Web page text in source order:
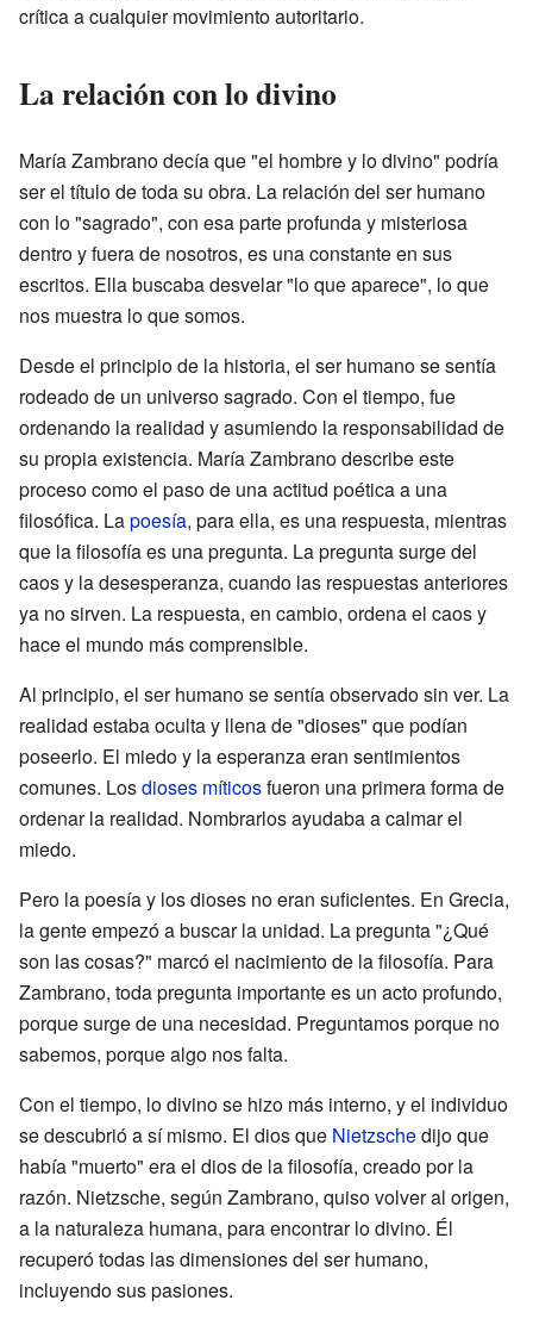
crítica a cualquier movimiento autoritario.
La relación con lo divino
María Zambrano decía que "el hombre y lo divino" podría
ser el título de toda su obra. La relación del ser humano
con lo "sagrado", con esa parte profunda y misteriosa
dentro y fuera de nosotros, es una constante en sus
escritos. Ella buscaba desvelar "lo que aparece", lo que
nos muestra lo que somos.
Desde el principio de la historia, el ser humano se sentía
rodeado de un universo sagrado. Con el tiempo, fue
ordenando la realidad y asumiendo la responsabilidad de
su propia existencia. María Zambrano describe este
proceso como el paso de una actitud poética a una
filosófica. Lapoesía, para ella, es una respuesta, mientras
que la filosofía es una pregunta. La pregunta surge del
caos y la desesperanza, cuando las respuestas anteriores
ya no sirven. La respuesta, en cambio, ordena el caos y
hace el mundo más comprensible.
Al principio, el ser humano se sentía observado sin ver. La
realidad estaba oculta y llena de "dioses" que podían
poseerlo. El miedo y la esperanza eran sentimientos
comunes. Losdioses míticosfueron una primera forma de
ordenar la realidad. Nombrarlos ayudaba a calmar el
miedo.
Pero la poesía y los dioses no eran suficientes. En Grecia,
la gente empezó a buscar la unidad. La pregunta "¿Qué
son las cosas?" marcó el nacimiento de la filosofía. Para
Zambrano, toda pregunta importante es un acto profundo,
porque surge de una necesidad. Preguntamos porque no
sabemos, porque algo nos falta.
Con el tiempo, lo divino se hizo más interno, y el individuo
se descubrió a sí mismo. El dios que Nietzschedijo que
había "muerto" era el dios de la filosofía, creado por la
razón. Nietzsche, según Zambrano, quiso volver al origen,
a la naturaleza humana, para encontrar lo divino. Él
recuperó todas las dimensiones del ser humano,
incluyendo sus pasiones.